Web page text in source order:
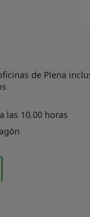
de Plena
las 10.00 horas